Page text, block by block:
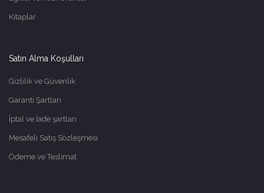
Kitaplar
Satın Alma Koşulları
Gizlilik ve Güvenlik
Garanti Şartları
İptal ve İade şartları
Mesafeli Satış Sözleşmesi
Ödeme ve Teslimat